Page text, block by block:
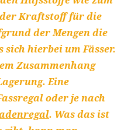
Kraftstoff für die
der Mengen die
hierbei um Fässer.
Zusammenhang
Eine
oder je nach
. Was das ist